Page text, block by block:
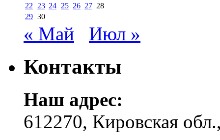
22
23 24 25 26 27 28
29 30
« Май Июл »
Контакты
Наш адрес:
612270, Кировская